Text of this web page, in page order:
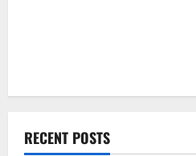
RECENT POSTS